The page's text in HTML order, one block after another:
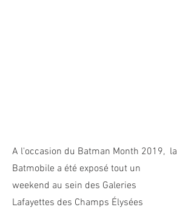
A l'occasion du Batman Month 2019, la
Batmobile a été exposé tout un
weekend au sein des Galeries
Lafayettes des Champs Élysées